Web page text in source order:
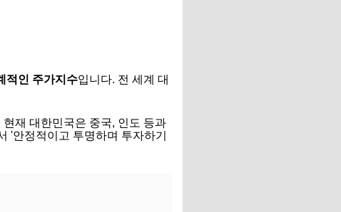
적인 주가지수입니다. 전 세계 대
재 대한민국은 중국, 인도 등과
'안정적이고 투명하며 투자하기